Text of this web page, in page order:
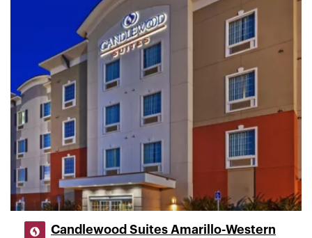
Candlewood Suites Amarillo-Western